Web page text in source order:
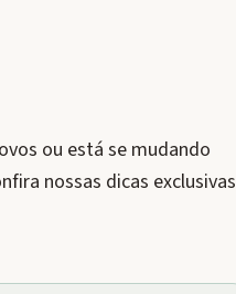
ou está se mudando
nossas dicas exclusivas